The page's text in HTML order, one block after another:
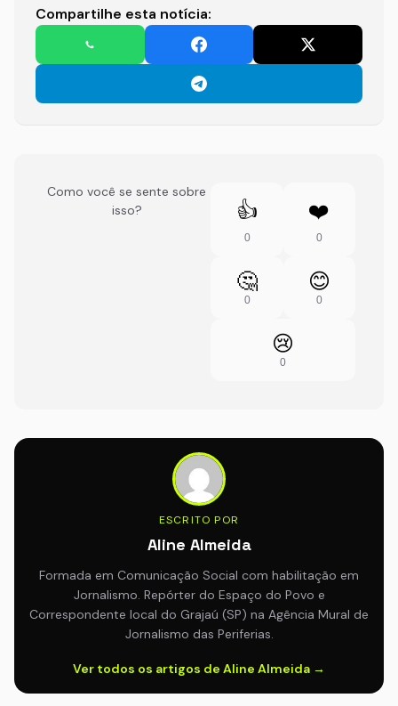
Compartilhe esta notícia:
Como você se sente sobre
isso?
👍
0
❤️
0
🤔
0
😊
0
😢
0
ESCRITO POR
Aline Almeida
Formada em Comunicação Social com habilitação em
Jornalismo. Repórter do Espaço do Povo e
Correspondente local do Grajaú (SP) na Agência Mural de
Jornalismo das Periferias.
Ver todos os artigos de Aline Almeida →